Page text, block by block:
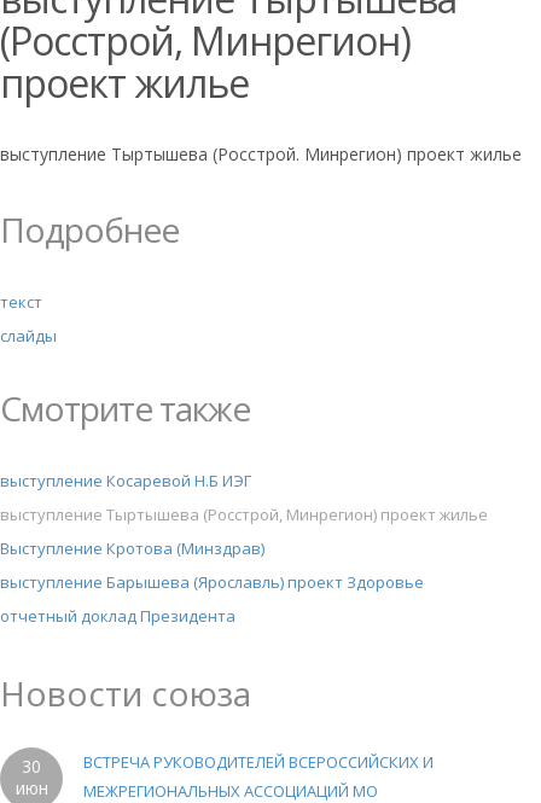
(Росстрой, Минрегион)
проект жилье
выступление Тыртышева (Росстрой. Минрегион) проект жилье
Подробнее
текст
слайды
Смотрите также
выступление Косаревой Н.Б ИЭГ
выступление Тыртышева (Росстрой, Минрегион) проект жилье
Выступление Кротова (Минздрав)
выступление Барышева (Ярославль) проект Здоровье
отчетный доклад Президента
Новости союза
30
июн
ВСТРЕЧА РУКОВОДИТЕЛЕЙ ВСЕРОССИЙСКИХ И
МЕЖРЕГИОНАЛЬНЫХ АССОЦИАЦИЙ МО